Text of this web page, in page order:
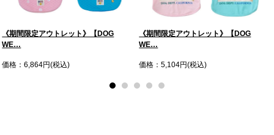
《期間限定アウトレット》【DOG
WE…
価格：6,864円(税込)
《期間限定アウトレット》【DOG
WE…
価格：5,104円(税込)